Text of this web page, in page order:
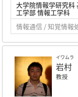
大学院情報学研究科
工学部 情報工学科
情報通信 / 知覚情報
イワムラ
岩村
教授